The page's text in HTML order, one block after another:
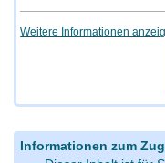
Weitere Informationen
Informationen zum